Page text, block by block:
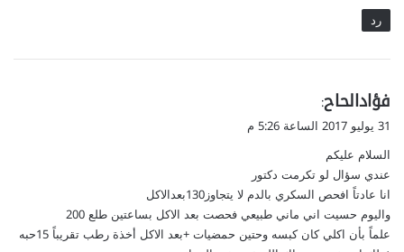
رد
ي
ق
ل
فؤادالحاح:
31 يوليو 2017 الساعة 5:26 م
السلام عليكم
عندي سؤال لو تكرمت دكتور
انا عادتاً افحص السكري بالدم لا يتجاوز130بعدالاكل
واليوم حسيت اني ماني طبيعي فحصت بعد الاكل بساعتين طلع 200
علماً بأن اكلي كان كبسه وحتين حمضيات +بعد الاكل أخذة رطب تقريباً 15حبه